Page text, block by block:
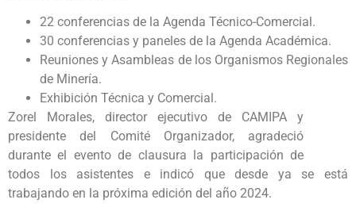
22 conferencias de la Agenda Técnico-Comercial.
30 conferencias y paneles de la Agenda Académica.
Reuniones y Asambleas de los Organismos Regionales
de Minería.
Exhibición Técnica y Comercial.
Zorel Morales, director ejecutivo de CAMIPA y
presidente del Comité Organizador, agradeció
durante el evento de clausura la participación de
todos los asistentes e indicó que desde ya se está
trabajando en la próxima edición del año 2024.